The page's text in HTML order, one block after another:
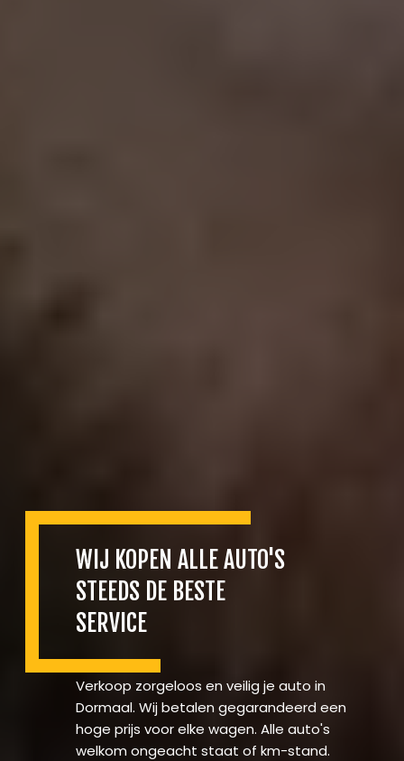
WIJ KOPEN ALLE AUTO'S
STEEDS DE BESTE
SERVICE
Verkoop zorgeloos en veilig je auto in
Dormaal. Wij betalen gegarandeerd een
hoge prijs voor elke wagen. Alle auto's
welkom ongeacht staat of km-stand.